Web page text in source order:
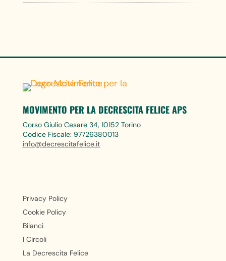
MOVIMENTO PER LA DECRESCITA FELICE APS
Corso Giulio Cesare 34, 10152 Torino
Codice Fiscale: 97726380013
info@decrescitafelice.it
Privacy Policy
Cookie Policy
Bilanci
I Circoli
La Decrescita Felice